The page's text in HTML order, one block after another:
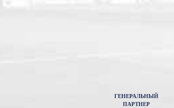
ГЕНЕРАЛЬНЫЙ
ПАРТНЕР